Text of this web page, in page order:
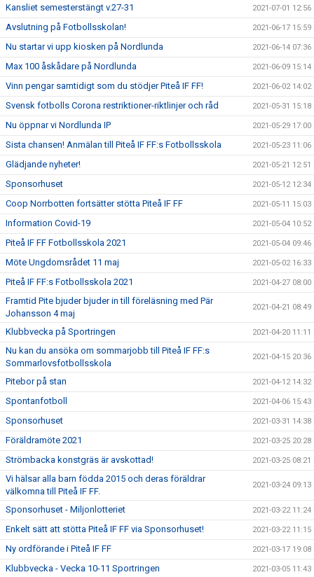
Kansliet semesterstängt v.27-31 2021-07-01 12:56
Avslutning på Fotbollsskolan! 2021-06-17 15:59
Nu startar vi upp kiosken på Nordlunda 2021-06-14 07:36
Max 100 åskådare på Nordlunda 2021-06-09 15:14
Vinn pengar samtidigt som du stödjer Piteå IF FF! 2021-06-02 14:02
Svensk fotbolls Corona restriktioner-riktlinjer och råd 2021-05-31 15:18
Nu öppnar vi Nordlunda IP 2021-05-29 17:00
Sista chansen! Anmälan till Piteå IF FF:s Fotbollsskola 2021-05-23 11:06
Glädjande nyheter! 2021-05-21 12:51
Sponsorhuset 2021-05-12 12:34
Coop Norrbotten fortsätter stötta Piteå IF FF 2021-05-11 15:03
Information Covid-19 2021-05-04 10:52
Piteå IF FF Fotbollsskola 2021 2021-05-04 09:46
Möte Ungdomsrådet 11 maj 2021-05-02 16:33
Piteå IF FF:s Fotbollsskola 2021 2021-04-27 08:00
Framtid Pite bjuder bjuder in till föreläsning med Pär
Johansson 4 maj
2021-04-21 08:49
Klubbvecka på Sportringen 2021-04-20 11:11
Nu kan du ansöka om sommarjobb till Piteå IF FF:s
Sommarlovsfotbollsskola
2021-04-15 20:36
Pitebor på stan 2021-04-12 14:32
Spontanfotboll 2021-04-06 15:43
Sponsorhuset 2021-03-31 14:38
Föräldramöte 2021 2021-03-25 20:28
Strömbacka konstgräs är avskottad! 2021-03-25 08:21
Vi hälsar alla barn födda 2015 och deras föräldrar
välkomna till Piteå IF FF.
2021-03-24 09:13
Sponsorhuset - Miljonlotteriet 2021-03-22 11:24
Enkelt sätt att stötta Piteå IF FF via Sponsorhuset! 2021-03-22 11:15
Ny ordförande i Piteå IF FF 2021-03-17 19:08
Klubbvecka - Vecka 10-11 Sportringen 2021-03-05 11:43